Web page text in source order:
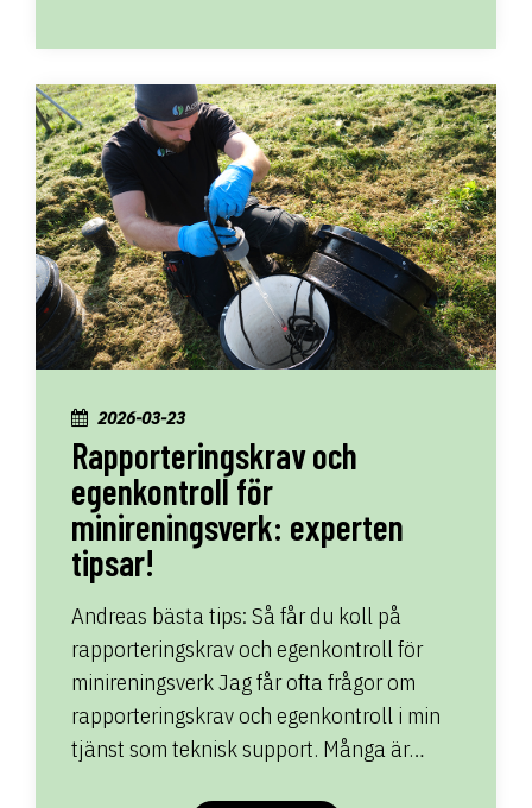
2026-03-23
Rapporteringskrav och
egenkontroll för
minireningsverk: experten
tipsar!
Andreas bästa tips: Så får du koll på
rapporteringskrav och egenkontroll för
minireningsverk Jag får ofta frågor om
rapporteringskrav och egenkontroll i min
tjänst som teknisk support. Många är…